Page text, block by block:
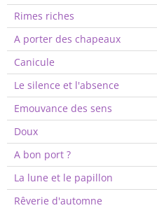
Rimes riches
A porter des chapeaux
Canicule
Le silence et l'absence
Emouvance des sens
Doux
A bon port ?
La lune et le papillon
Rêverie d'automne